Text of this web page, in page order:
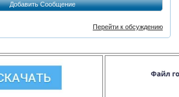
Добавить Сообщение
Перейти к обсуждению